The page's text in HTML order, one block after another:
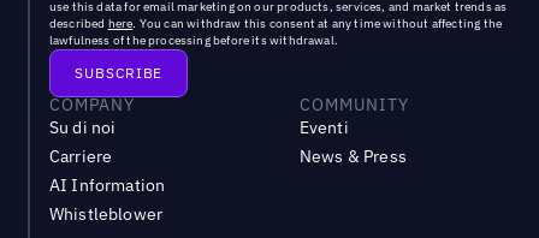
use this data for email marketing on our products, services, and market trends as
described here. You can withdraw this consent at any time without affecting the
lawfulness of the processing before its withdrawal.
COMPANY
Su di noi
Carriere
AI Information
Whistleblower
COMMUNITY
Eventi
News & Press